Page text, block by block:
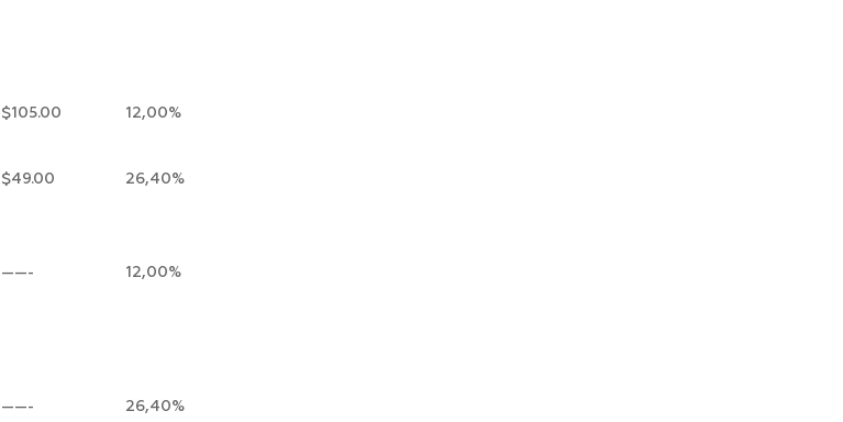
$105.00 12,00%
$49.00 26,40%
——- 12,00%
——- 26,40%